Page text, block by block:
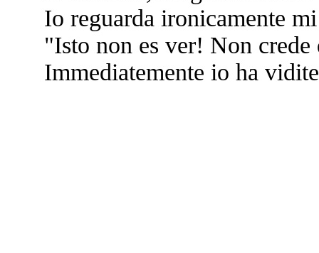
Io reguarda ironicamente
"Isto non es ver! Non crede
Immediatemente io ha